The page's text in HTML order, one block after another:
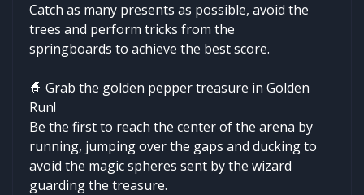
Catch as many presents as possible, avoid the
trees and perform tricks from the
springboards to achieve the best score.
🧙 Grab the golden pepper treasure in Golden
Run!
Be the first to reach the center of the arena by
running, jumping over the gaps and ducking to
avoid the magic spheres sent by the wizard
guarding the treasure.